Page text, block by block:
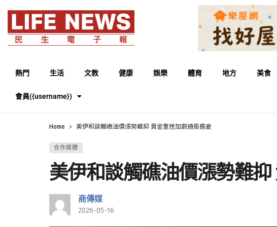
熱門 生活 文教 健康 娛樂 體育 地方 美食
會員({username})
Home 美伊和談觸礁油價漲勢難抑 黃金重挫加劇通膨擔憂
合作媒體
美伊和談觸礁油價漲勢難
商傳媒
2026-05-16